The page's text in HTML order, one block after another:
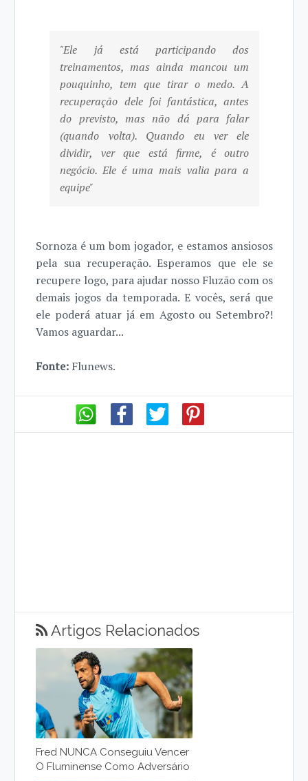
"Ele já está participando dos
treinamentos, mas ainda mancou um
pouquinho, tem que tirar o medo. A
recuperação dele foi fantástica, antes
do previsto, mas não dá para falar
(quando volta). Quando eu ver ele
dividir, ver que está firme, é outro
negócio. Ele é uma mais valia para a
equipe"
Sornoza é um bom jogador, e estamos ansiosos
pela sua recuperação. Esperamos que ele se
recupere logo, para ajudar nosso Fluzão com os
demais jogos da temporada. E vocês, será que
ele poderá atuar já em Agosto ou Setembro?!
Vamos aguardar...
Fonte: Flunews.
Artigos Relacionados
Fred NUNCA Conseguiu Vencer
O Fluminense Como Adversário